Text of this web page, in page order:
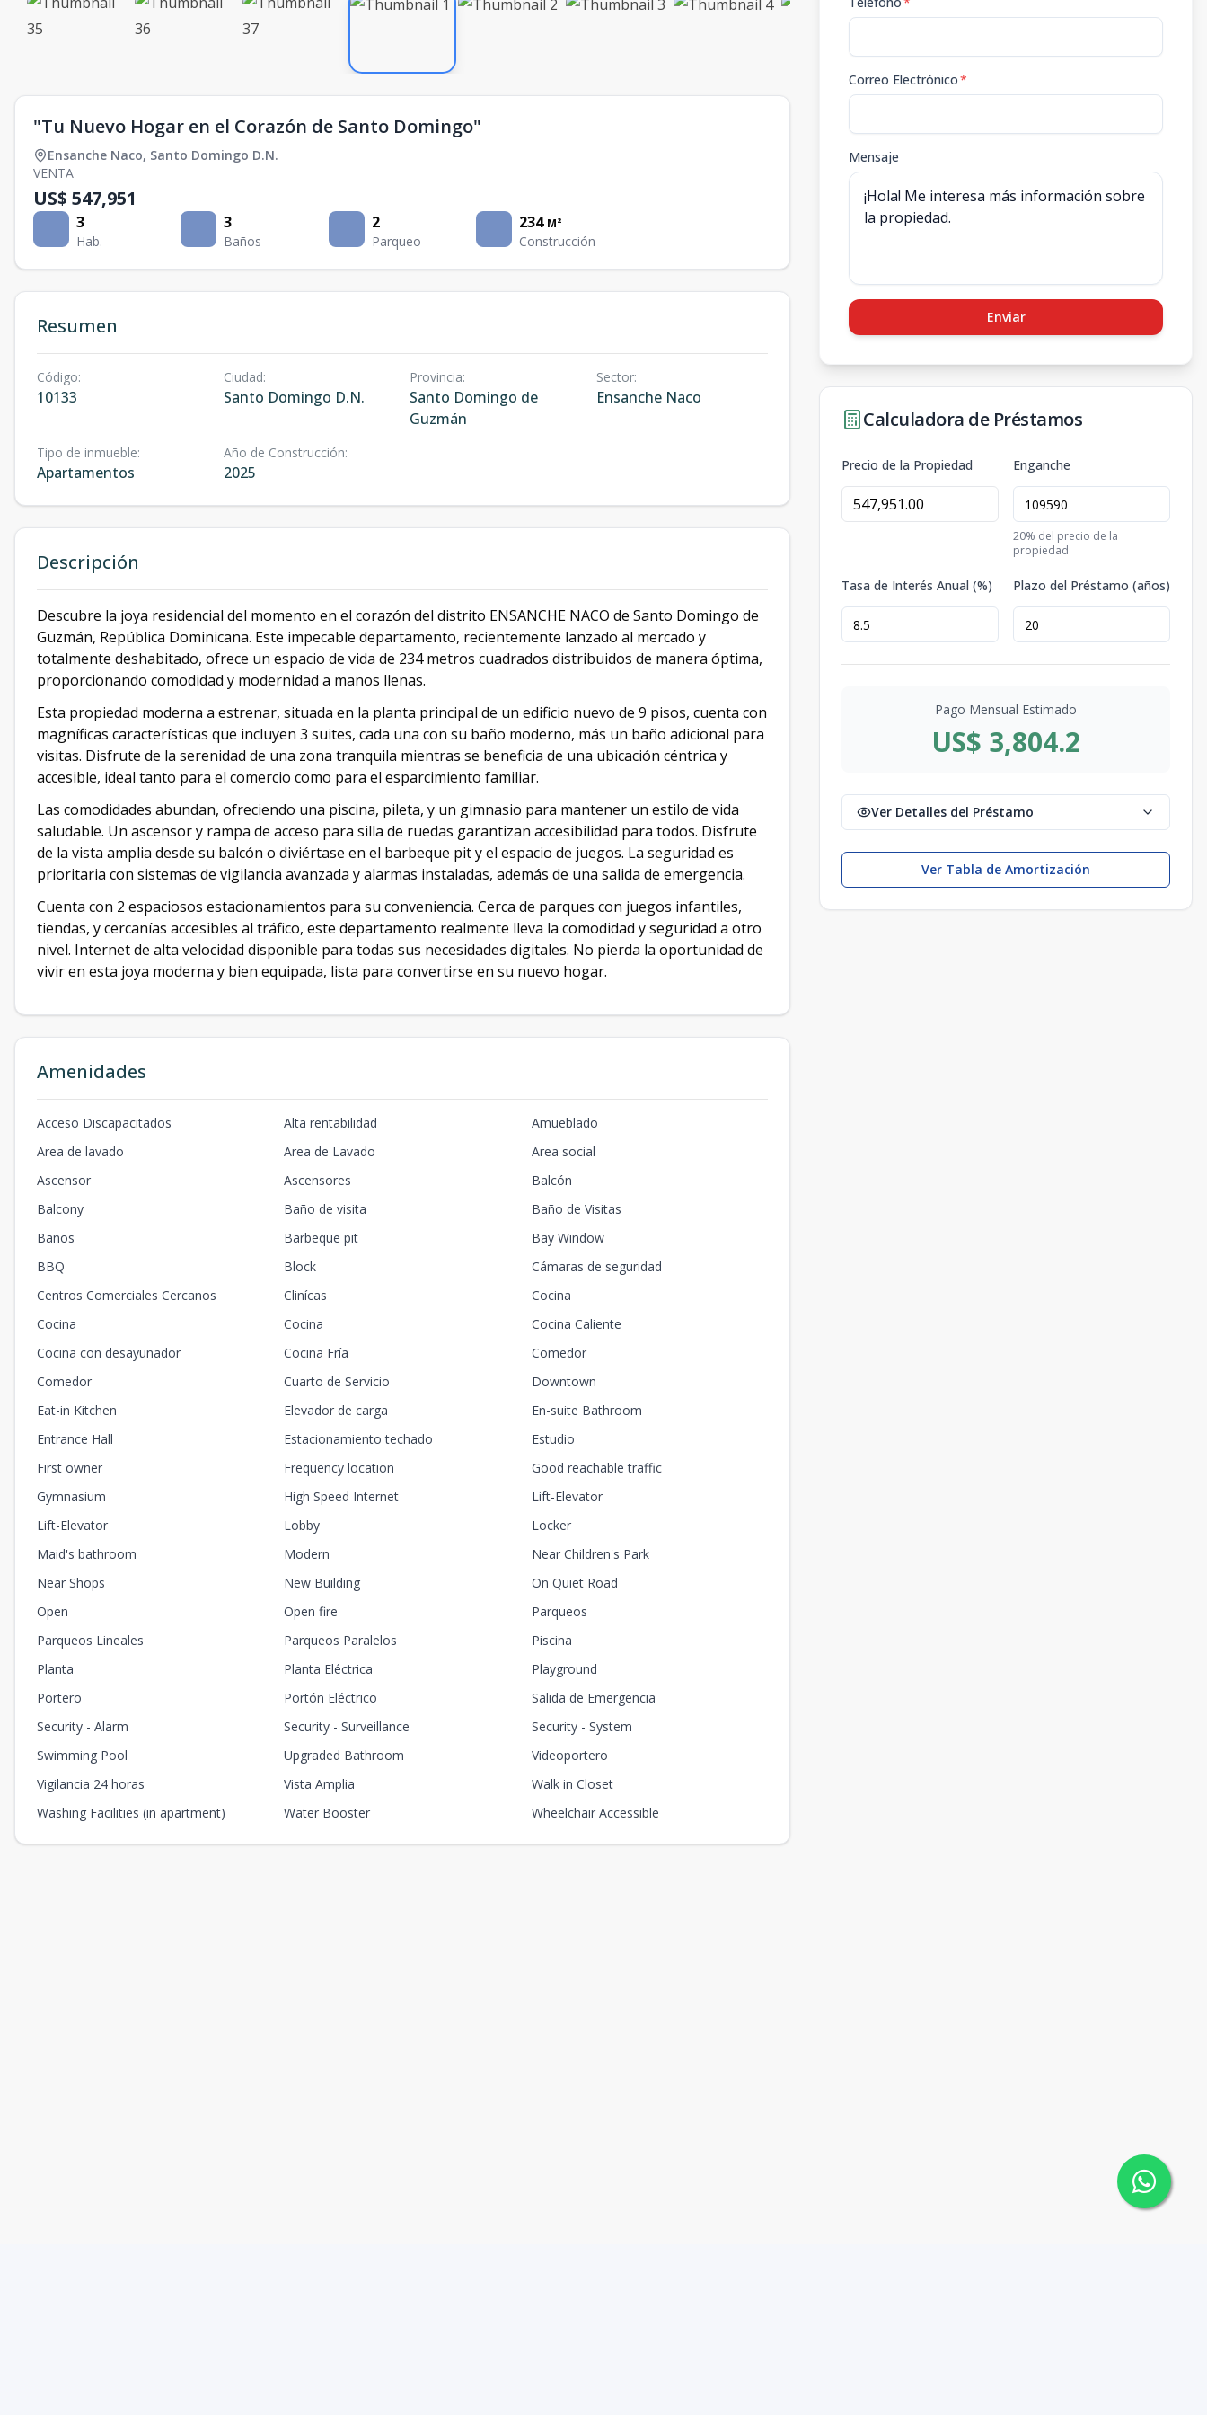
"Tu Nuevo Hogar en el Corazón de Santo Domingo"
Ensanche Naco, Santo Domingo D.N.
VENTA
US$ 547,951
3
Hab.
3
Baños
2
Parqueo
234 M²
Construcción
Resumen
Código:
10133
Ciudad:
Santo Domingo D.N.
Provincia:
Santo Domingo de
Guzmán
Sector:
Ensanche Naco
Tipo de inmueble:
Apartamentos
Año de Construcción:
2025
Descripción
Descubre la joya residencial del momento en el corazón del distrito ENSANCHE NACO de Santo Domingo de
Guzmán, República Dominicana. Este impecable departamento, recientemente lanzado al mercado y
totalmente deshabitado, ofrece un espacio de vida de 234 metros cuadrados distribuidos de manera óptima,
proporcionando comodidad y modernidad a manos llenas.
Esta propiedad moderna a estrenar, situada en la planta principal de un edificio nuevo de 9 pisos, cuenta con
magníficas características que incluyen 3 suites, cada una con su baño moderno, más un baño adicional para
visitas. Disfrute de la serenidad de una zona tranquila mientras se beneficia de una ubicación céntrica y
accesible, ideal tanto para el comercio como para el esparcimiento familiar.
Las comodidades abundan, ofreciendo una piscina, pileta, y un gimnasio para mantener un estilo de vida
saludable. Un ascensor y rampa de acceso para silla de ruedas garantizan accesibilidad para todos. Disfrute
de la vista amplia desde su balcón o diviértase en el barbeque pit y el espacio de juegos. La seguridad es
prioritaria con sistemas de vigilancia avanzada y alarmas instaladas, además de una salida de emergencia.
Cuenta con 2 espaciosos estacionamientos para su conveniencia. Cerca de parques con juegos infantiles,
tiendas, y cercanías accesibles al tráfico, este departamento realmente lleva la comodidad y seguridad a otro
nivel. Internet de alta velocidad disponible para todas sus necesidades digitales. No pierda la oportunidad de
vivir en esta joya moderna y bien equipada, lista para convertirse en su nuevo hogar.
Amenidades
Acceso Discapacitados Alta rentabilidad
Amueblado
Area de lavado
Area de Lavado
Area social
Ascensor
Ascensores
Balcón
Balcony
Baño de visita
Baño de Visitas
Baños
Barbeque pit
Bay Window
BBQ
Block
Cámaras de seguridad
Centros Comerciales Cercanos
Clinícas
Cocina
Cocina
Cocina
Cocina Caliente
Cocina con desayunador
Cocina Fría
Comedor
Comedor
Cuarto de Servicio
Downtown
Eat-in Kitchen
Elevador de carga
En-suite Bathroom
Entrance Hall
Estacionamiento techado
Estudio
First owner
Frequency location
Good reachable traffic
Gymnasium
High Speed Internet
Lift-Elevator
Lift-Elevator
Lobby
Locker
Maid's bathroom
Modern
Near Children's Park
Near Shops
New Building
On Quiet Road
Open
Open fire
Parqueos
Parqueos Lineales
Parqueos Paralelos
Piscina
Planta
Planta Eléctrica
Playground
Portero
Portón Eléctrico
Salida de Emergencia
Security - Alarm
Security - Surveillance
Security - System
Swimming Pool
Upgraded Bathroom
Videoportero
Vigilancia 24 horas
Vista Amplia
Walk in Closet
Washing Facilities (in apartment)
Water Booster Wheelchair Accessible
Correo Electrónico*
Mensaje
Enviar
Calculadora de Préstamos
Precio de la Propiedad Enganche
20% del precio de la
propiedad
Tasa de Interés Anual (%) Plazo del Préstamo (años)
Pago Mensual Estimado
US$ 3,804.2
Ver Detalles del Préstamo
Ver Tabla de Amortización